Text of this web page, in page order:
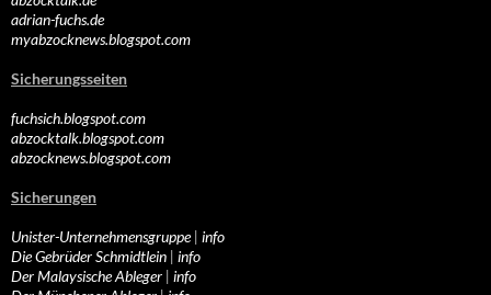
adrian-fuchs.de
myabzocknews.blogspot.com
Sicherungsseiten
fuchsich.blogspot.com
abzocktalk.blogspot.com
abzocknews.blogspot.com
Sicherungen
Unister-Unternehmensgruppe| info
Die Gebrüder Schmidtlein | info
Der Malaysische Ableger | info